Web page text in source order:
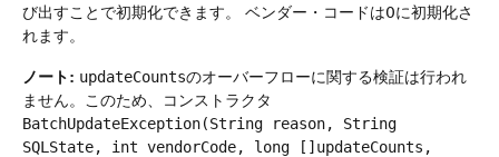
び出すことで初期化できます。
ベンダー・コードは0に初期化さ
れます。
ノート: updateCountsのオーバーフローに関する検証は行われ
ません。このため、コンストラクタ
BatchUpdateException(String reason, String
SQLState, int vendorCode, long []updateCounts,